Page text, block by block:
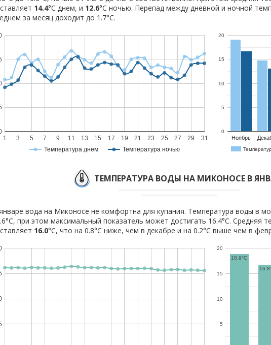
14.4°C днем, и 12.6°C ночью. Перепад между дневной и ночной
за месяц доходит до 1.7°С.
Температура днем Температура ночью
1 3 5 7 9 11 13 15 17 19 21 23 25 27 29 31 Ноябрь
0
5
10
15
20
ТЕМПЕРАТУРА ВОДЫ НА МИКОНОСЕ В
вода на Миконосе не комфортна для купания. Температура воды в
при этом максимальный показатель может достигать 16.4°C. Средняя
16.0°C, что на 0.8°C ниже, чем в декабре и на 0.2°C выше чем в
5
10
15
20
18.9°C